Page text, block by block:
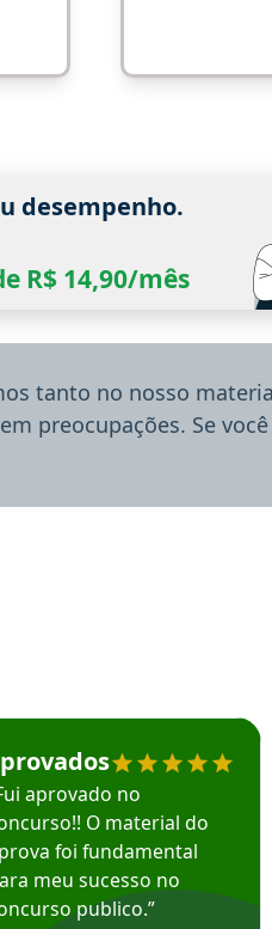
desempenho.
R$ 14,90/mês
tanto no nosso
preocupações. Se
depoimento
Mário recomenda o Aprova
aprovado no
O material do
foi fundamental
meu sucesso no
publico.”